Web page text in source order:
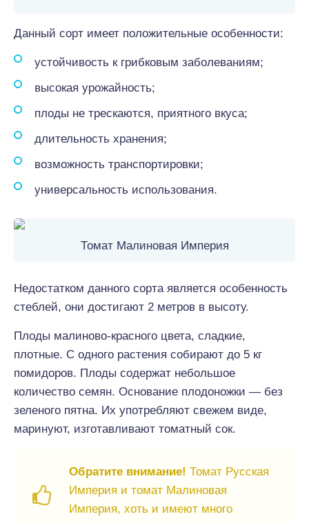
Данный сорт имеет положительные особенности:
устойчивость к грибковым заболеваниям;
высокая урожайность;
плоды не трескаются, приятного вкуса;
длительность хранения;
возможность транспортировки;
универсальность использования.
Томат Малиновая Империя
Недостатком данного сорта является особенность
стеблей, они достигают 2 метров в высоту.
Плоды малиново-красного цвета, сладкие,
плотные. С одного растения собирают до 5 кг
помидоров. Плоды содержат небольшое
количество семян. Основание плодоножки — без
зеленого пятна. Их употребляют свежем виде,
маринуют, изготавливают томатный сок.
Обратите внимание! Томат Русская
Империя и томат Малиновая
Империя, хоть и имеют много